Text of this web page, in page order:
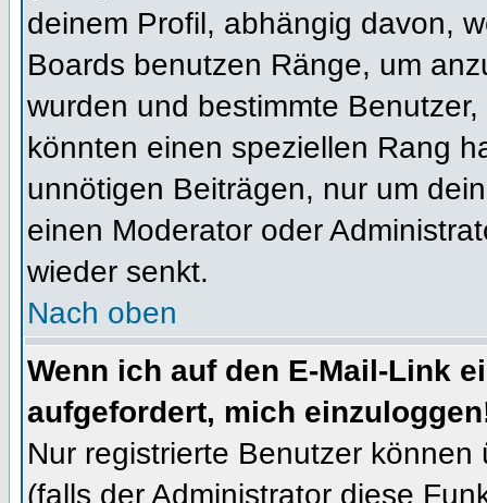
deinem Profil, abhängig davon,
Boards benutzen Ränge, um
wurden und bestimmte
könnten einen speziellen Rang
unnötigen Beiträgen, nur um
einen Moderator oder
wieder senkt.
Nach oben
Wenn ich auf den E-Mail-Link
aufgefordert, mich
Nur registrierte Benutzer
(falls der Administrator diese